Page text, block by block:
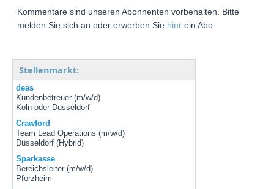
Kommentare sind unseren Abonnenten vorbehalten. Bitte
melden Sie sich an oder erwerben Sie hier ein Abo
Stellenmarkt:
deas
Kundenbetreuer (m/w/d)
Köln oder Düsseldorf
Crawford
Team Lead Operations (m/w/d)
Düsseldorf (Hybrid)
Sparkasse
Bereichsleiter (m/w/d)
Pforzheim